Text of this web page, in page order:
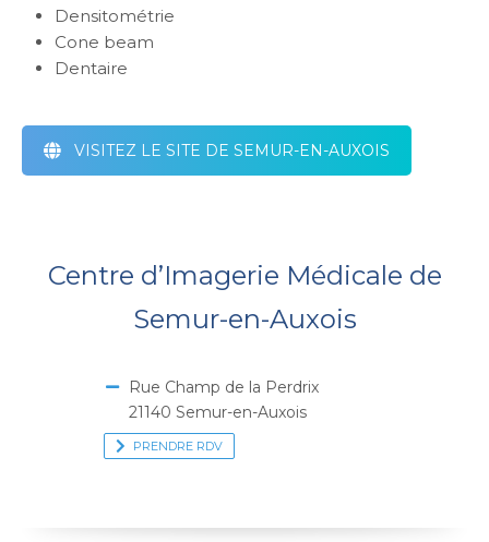
Densitométrie
Cone beam
Dentaire
VISITEZ LE SITE DE SEMUR-EN-AUXOIS
Centre d’Imagerie Médicale de
Semur-en-Auxois
Rue Champ de la Perdrix
21140 Semur-en-Auxois
PRENDRE RDV